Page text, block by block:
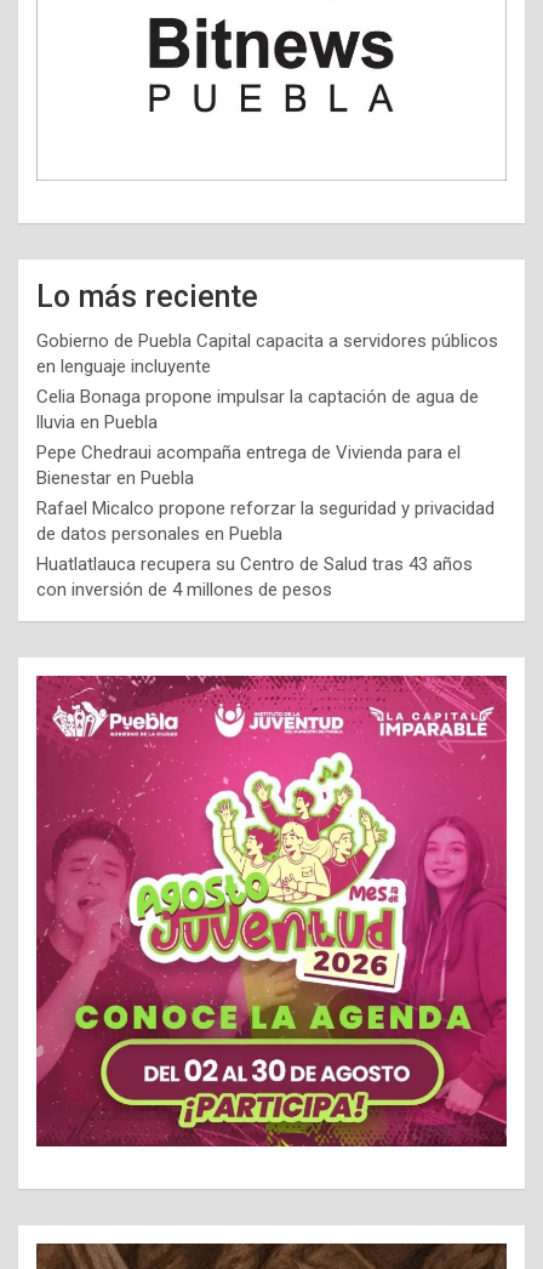
Lo más reciente
Gobierno de Puebla Capital capacita a servidores públicos
en lenguaje incluyente
Celia Bonaga propone impulsar la captación de agua de
lluvia en Puebla
Pepe Chedraui acompaña entrega de Vivienda para el
Bienestar en Puebla
Rafael Micalco propone reforzar la seguridad y privacidad
de datos personales en Puebla
Huatlatlauca recupera su Centro de Salud tras 43 años
con inversión de 4 millones de pesos